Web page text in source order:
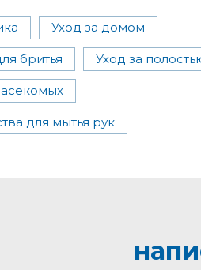
Уход за домом
бритья Уход за
для мытья рук